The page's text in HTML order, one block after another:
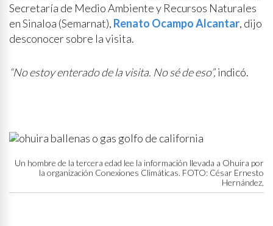
Secretaría de Medio Ambiente y Recursos Naturales
en Sinaloa (Semarnat), Renato Ocampo Alcantar, dijo
desconocer sobre la visita.
“No estoy enterado de la visita. No sé de eso”,indicó.
Un hombre de la tercera edad lee la información llevada a Ohuira por
la organización Conexiones Climáticas. FOTO: César Ernesto
Hernández.